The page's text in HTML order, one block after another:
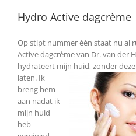
Hydro Active dagcrème
Op stipt nummer één staat nu al
Active dagcrème van Dr. van der
hydrateert mijn huid, zonder
laten. Ik
breng hem
aan nadat ik
mijn huid
heb